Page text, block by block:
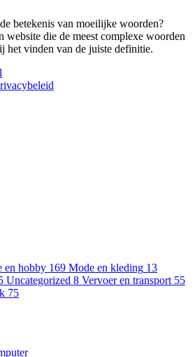
betekenis van moeilijke woorden?
website die de meest complexe woorden
het vinden van de juiste definitie.
en hobby 169 Mode en kleding 13
Uncategorized 8 Vervoer en transport 55
75